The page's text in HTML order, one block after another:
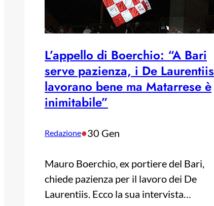
L’appello di Boerchio: “A Bari
serve pazienza, i De Laurentiis
lavorano bene ma Matarrese è
inimitabile”
Redazione•30 Gen
Mauro Boerchio, ex portiere del Bari,
chiede pazienza per il lavoro dei De
Laurentiis. Ecco la sua intervista…